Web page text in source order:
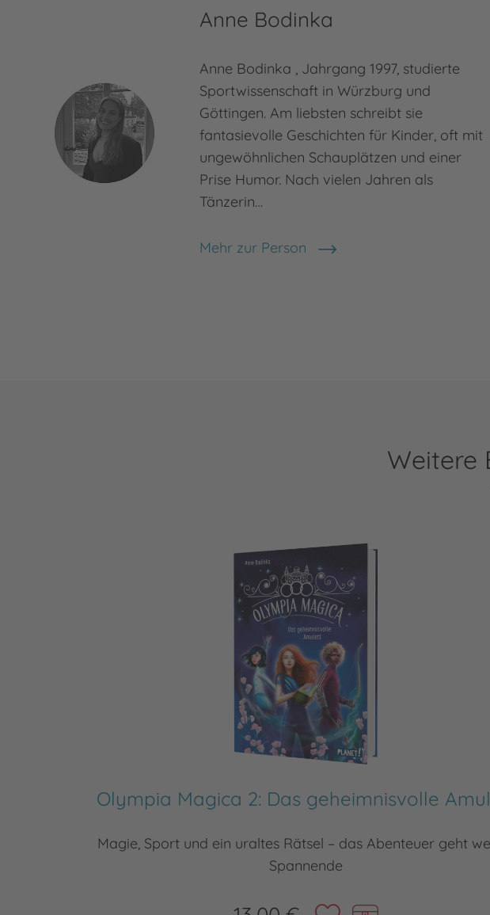
Anne Bodinka
Anne Bodinka , Jahrgang 1997, studierte
Sportwissenschaft in Würzburg und
Göttingen. Am liebsten schreibt sie
fantasievolle Geschichten für Kinder, oft mit
ungewöhnlichen Schauplätzen und einer
Prise Humor. Nach vielen Jahren als
Tänzerin…
Mehr zur Person
Anne Bodinka
Weitere
Olympia Magica 2: Das geheimnisvolle
Magie, Sport und ein uraltes Rätsel – das Abenteuer geht
Spannende